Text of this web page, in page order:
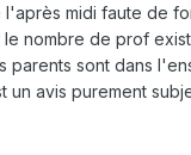
midi faute de
nombre de prof
parents sont dans
avis purement